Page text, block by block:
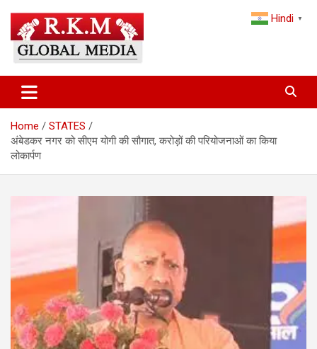
content
Latest Hindi News & Breaking
News – RKM Global Media
and the World
Home
STATES
अंबेडकर नगर को सीएम योगी की सौगात, करोड़ों की परियोजनाओं का किया
लोकार्पण
Hindi ▼